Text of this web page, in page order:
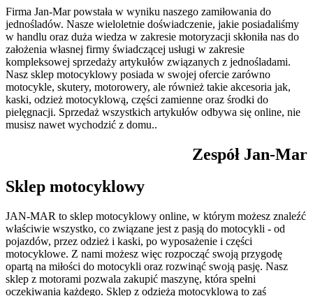
Firma Jan-Mar powstała w wyniku naszego zamiłowania do
jednośladów. Nasze wieloletnie doświadczenie, jakie posiadaliśmy
w handlu oraz duża wiedza w zakresie motoryzacji skłoniła nas do
założenia własnej firmy świadczącej usługi w zakresie
kompleksowej sprzedaży artykułów związanych z jednośladami.
Nasz sklep motocyklowy posiada w swojej ofercie zarówno
motocykle, skutery, motorowery, ale również takie akcesoria jak,
kaski, odzież motocyklową, części zamienne oraz środki do
pielęgnacji. Sprzedaż wszystkich artykułów odbywa się online, nie
musisz nawet wychodzić z domu..
Zespół Jan-Mar
Sklep motocyklowy
JAN-MAR to sklep motocyklowy online, w którym możesz znaleźć
właściwie wszystko, co związane jest z pasją do motocykli - od
pojazdów, przez odzież i kaski, po wyposażenie i części
motocyklowe. Z nami możesz więc rozpocząć swoją przygodę
opartą na miłości do motocykli oraz rozwinąć swoją pasję. Nasz
sklep z motorami pozwala zakupić maszynę, która spełni
oczekiwania każdego. Sklep z odzieżą motocyklową to zaś